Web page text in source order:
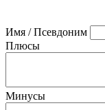
Имя / Псевдоним
Плюсы
Минусы